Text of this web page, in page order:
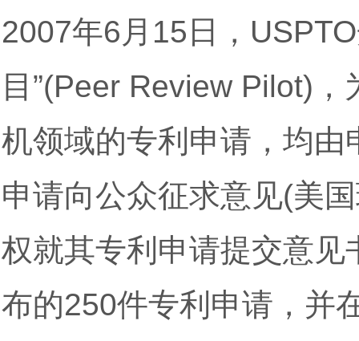
2007年6月15日，
目”(Peer Review Pilot)
机领域的专利申请，均
申请向公众征求意见(美
权就其专利申请提交意
布的250件专利申请，并